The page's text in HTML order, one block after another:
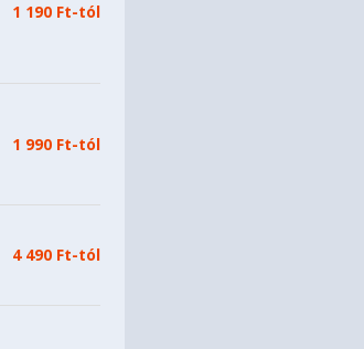
1 190 Ft-tól
1 990 Ft-tól
4 490 Ft-tól